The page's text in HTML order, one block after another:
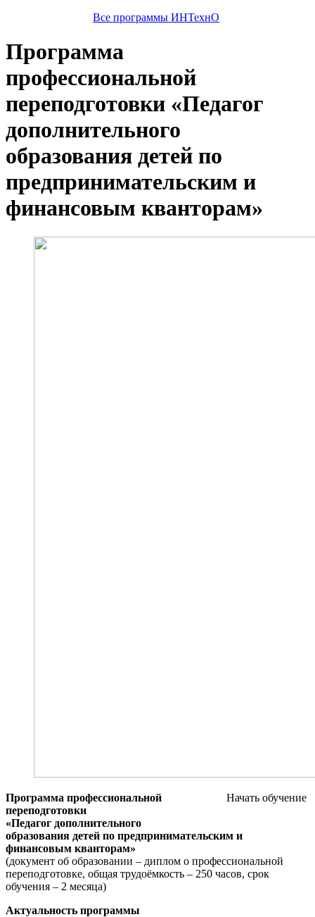
Все программы ИНТехнО
Программа
профессиональной
переподготовки «Педагог
дополнительного
образования детей по
предпринимательским и
финансовым кванторам»
Начать обучение
Программа профессиональной
переподготовки
«Педагог дополнительного
образования детей по предпринимательским и
финансовым кванторам»
(документ об образовании – диплом о профессиональной
переподготовке, общая трудоёмкость – 250 часов, срок
обучения – 2 месяца)
Актуальность программы